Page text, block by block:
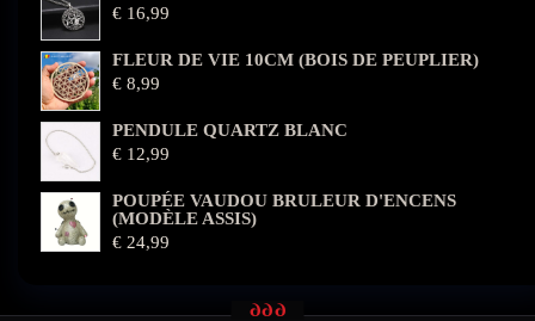
€ 16,99
FLEUR DE VIE 10CM (BOIS DE PEUPLIER)
€ 8,99
PENDULE QUARTZ BLANC
€ 12,99
POUPÉE VAUDOU BRULEUR D'ENCENS
(MODÈLE ASSIS)
€ 24,99